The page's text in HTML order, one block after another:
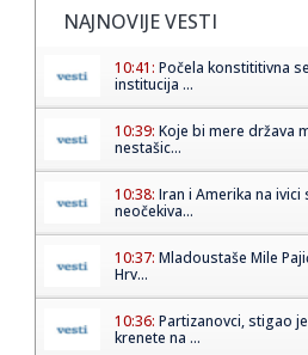
NAJNOVIJE VESTI
10:41: Počela konstititivna
institucija ...
10:39: Koje bi mere država
nestašic...
10:38: Iran i Amerika na
neočekiva...
10:37: Mladoustaše Mile
Hrv...
10:36: Partizanovci, stigao
krenete na ...